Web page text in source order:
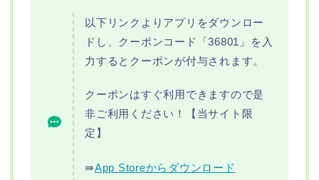
以下リンクよりアプリをダウンロー
ドし、クーポンコード「36801」を入
力するとクーポンが付与されます。
クーポンはすぐ利用できますので是
非ご利用ください！【当サイト限
定】
⇛App Storeからダウンロード